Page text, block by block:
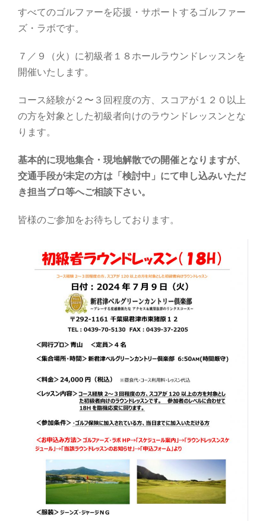
すべてのゴルファーを応援・サポートするゴルファー
ズ・ラボです。
７／９（火）に初級者１８ホールラウンドレッスンを
開催いたします。
コース経験が２〜３回程度の方、スコアが１２０以上
の方を対象とした初級者向けのラウンドレッスンとな
ります。
基本的に現地集合・現地解散での開催となりますが、
交通手段が未定の方は「検討中」にて申し込みいただ
き担当プロ等へご相談下さい。
皆様のご参加をお待ちしております。